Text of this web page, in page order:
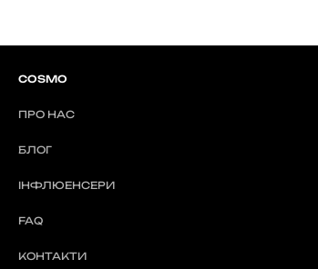
COSMO
ПРО НАС
БЛОГ
ІНФЛЮЕНСЕРИ
FAQ
КОНТАКТИ